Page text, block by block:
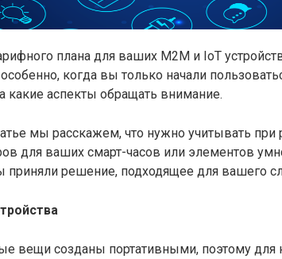
плана для ваших M2M и IoT
особенно, когда вы только начали
какие аспекты обращать внимание.
мы расскажем, что нужно учитывать
для ваших смарт-часов или элементов
приняли решение, подходящее для вашего
вещи созданы портативными, поэтому для